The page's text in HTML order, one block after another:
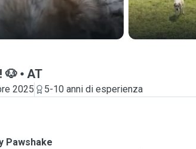
🐶 AT
2025
5-10 anni di esperienza
Pawshake